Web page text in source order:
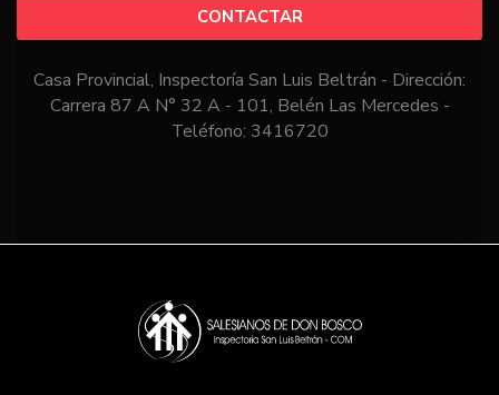
CONTACTAR
Casa Provincial, Inspectoría San Luis Beltrán - Dirección:
Carrera 87 A N° 32 A - 101, Belén Las Mercedes -
Teléfono: 3416720